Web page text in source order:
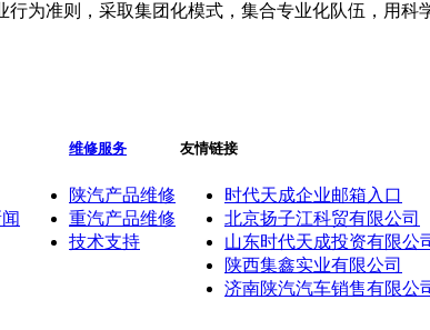
行为准则，采取集团化模式，集合专业化队伍，用
维修服务
陕汽产品维修
重汽产品维修
技术支持
友情链接
时代天成企业邮箱入口
北京扬子江科贸有限公司
山东时代天成投资有限公
陕西集鑫实业有限公司
济南陕汽汽车销售有限公